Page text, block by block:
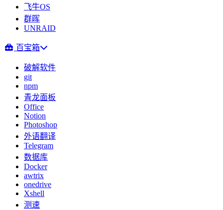
飞牛OS
群晖
UNRAID
百宝箱
破解软件
git
npm
青龙面板
Office
Notion
Photoshop
外语翻译
Telegram
数据库
Docker
awtrix
onedrive
Xshell
测速